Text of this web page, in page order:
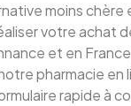
moins chère
votre achat
et en
pharmacie en
rapide à